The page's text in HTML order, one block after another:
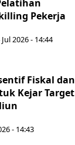
Pekerja
2026 - 14:44
Fiskal dan
Kejar Target
- 14:43